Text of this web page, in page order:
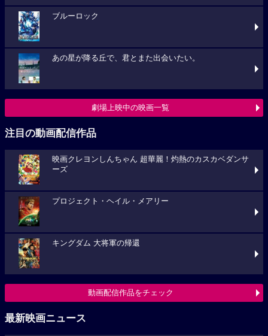
ブルーロック
あの星が降る丘で、君とまた出会いたい。
劇場上映中の映画一覧
注目の動画配信作品
映画クレヨンしんちゃん 超華麗！灼熱のカスカベダンサ
ーズ
プロジェクト・ヘイル・メアリー
キングダム 大将軍の帰還
動画配信作品をチェック
最新映画ニュース